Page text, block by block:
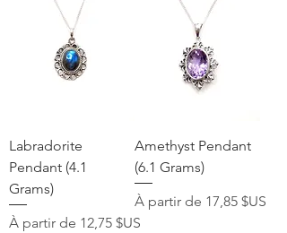
Labradorite
Pendant (4.1
Grams)
À partir de 12,75 $US
Prix promotionnel
Amethyst Pendant
(6.1 Grams)
À partir de 17,85 $US
Prix promotionnel